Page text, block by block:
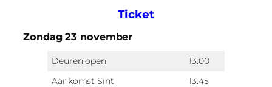
Ticket
Zondag 23 november
Deuren open
13:00
Aankomst Sint
13:45